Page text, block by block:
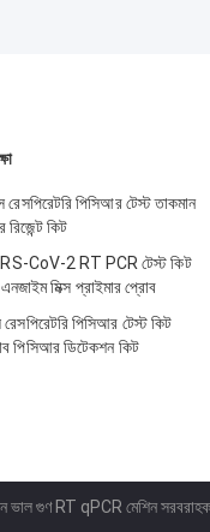
রেসপিরেটরি পিসিআর টেস্ট তাকমান
কিট
CoV-2 RT PCR টেস্ট কিট
মিক্স প্রাইমার প্রোব
পিসিআর টেস্ট কিট
পিসিআর ডিটেকশন কিট
ভাল গুণ RT qPCR মেশিন